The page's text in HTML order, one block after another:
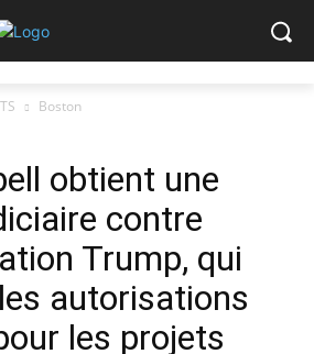
Boston
obtient une
contre
Trump, qui
autorisations
les projets